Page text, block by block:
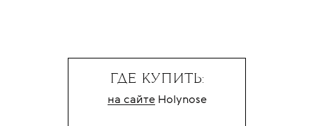
ГДЕ КУПИТЬ:
на сайтеHolynose